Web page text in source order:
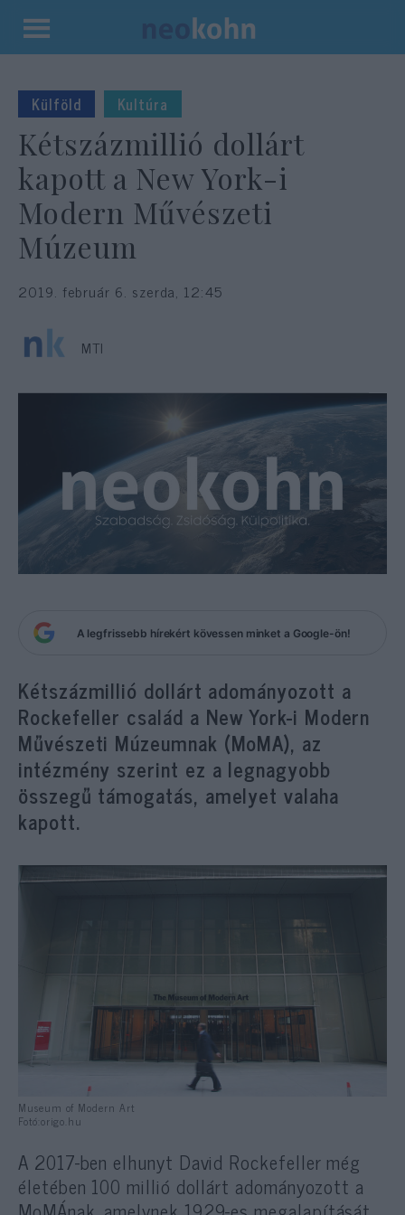
Kilépés
tartalomba
Külföld Kultúra
Kétszázmillió dollárt
kapott a New York-i
Modern Művészeti
Múzeum
2019. február 6. szerda, 12:45
MTI
A legfrissebb hírekért kövessen minket a Google-ön!
Kétszázmillió dollárt adományozott a
Rockefeller család a New York-i Modern
Művészeti Múzeumnak (MoMA), az
intézmény szerint ez a legnagyobb
összegű támogatás, amelyet valaha
kapott.
Museum of Modern Art
Fotó:origo.hu
A 2017-ben elhunyt David Rockefeller még
életében 100 millió dollárt adományozott a